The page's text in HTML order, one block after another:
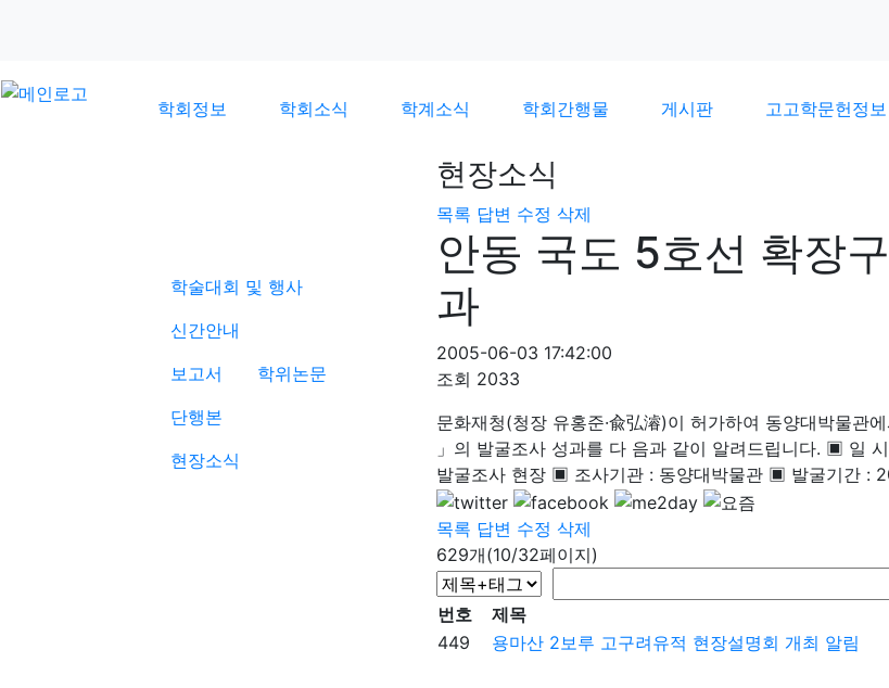
학회정보 학회소식 학계소식 학회간행물 게시판 고고학문헌정보
학술대회 및 행사
신간안내
보고서
학위논문
단행본
현장소식
현장소식
목록 답변 수정 삭제
안동 국도 5호선 확장
과
2005-06-03 17:42:00
조회 2033
문화재청(청장 유홍준·兪弘濬)이 허가하여 동양대박물관
」의 발굴조사 성과를 다 음과 같이 알려드립니다. ▣ 일
발굴조사 현장 ▣ 조사기관 : 동양대박물관 ▣ 발굴기간 :
목록 답변 수정 삭제
629개(10/32페이지)
번호 제목
449
용마산 2보루 고구려유적 현장설명회 개최 알림